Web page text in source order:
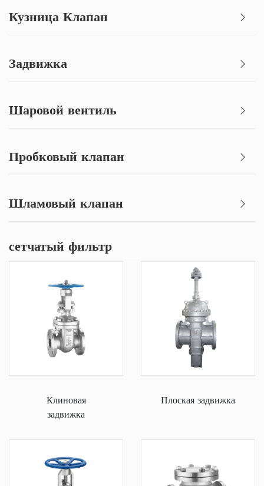
Кузница Клапан
Задвижка
Шаровой вентиль
Пробковый клапан
Шламовый клапан
сетчатый фильтр
Клиновая
задвижка
Плоская задвижка